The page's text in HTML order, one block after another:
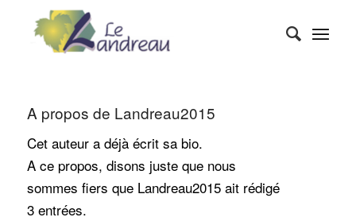
A propos de Landreau2015
Cet auteur a déjà écrit sa bio.
A ce propos, disons juste que nous
sommes fiers que Landreau2015ait rédigé
3 entrées.